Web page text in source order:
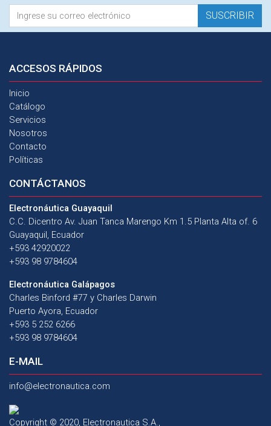
SUSCRIBIR
ACCESOS RÁPIDOS
Inicio
Catálogo
Servicios
Nosotros
Contacto
Políticas
CONTÁCTANOS
Electronáutica Guayaquil
C.C. Dicentro Av. Juan Tanca Marengo Km 1.5 Planta Alta of. 6
Guayaquil, Ecuador
+593 42920022
+593 98 9784604
Electronáutica Galápagos
Charles Binford #77 y Charles Darwin
Puerto Ayora, Ecuador
+593 5 252 6266
+593 98 9784604
E-MAIL
info@electronautica.com
Copyright © 2020, Electronautica S.A.,